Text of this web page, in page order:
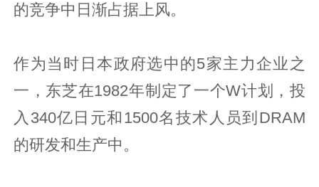
的竞争中日渐占据上风。
作为当时日本政府选中的5家主力企业之
一，东芝在1982年制定了一个W计划，投
入340亿日元和1500名技术人员到DRAM
的研发和生产中。